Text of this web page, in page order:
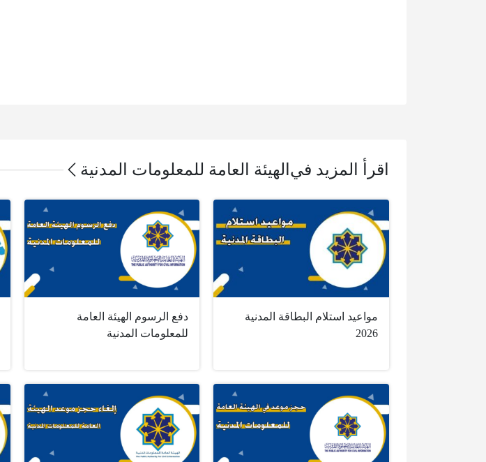
اقرأ المزيد في الهيئة العامة للمعلومات المدنية
مواعيد استلام البطاقة المدنية
2026
دفع الرسوم الهيئة العامة
للمعلومات المدنية